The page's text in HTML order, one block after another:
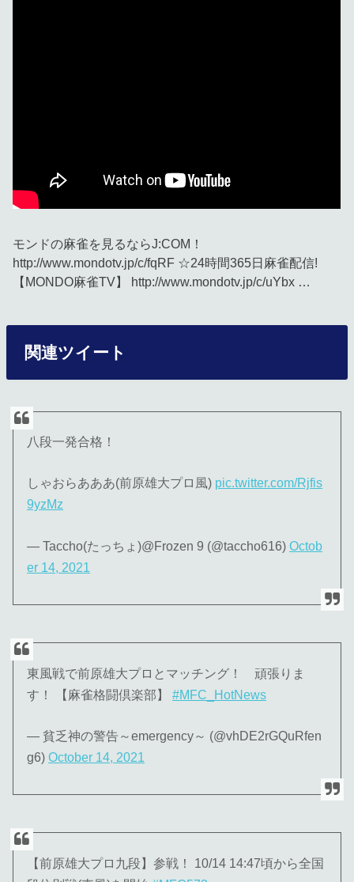
モンドの麻雀を見るならJ:COM！
http://www.mondotv.jp/c/fqRF​​​​​ ☆24時間365日麻雀配信!
【MONDO麻雀TV】 http://www.mondotv.jp/c/uYbx​​​​​ …
関連ツイート
八段一発合格！
しゃおらあああ(前原雄大プロ風) pic.twitter.com/Rjfis
9yzMz
— Taccho(たっちょ)@Frozen 9 (@taccho616)Octob
er 14, 2021
東風戦で前原雄大プロとマッチング！ 頑張りま
す！ 【麻雀格闘倶楽部】#MFC_HotNews
— 貧乏神の警告～emergency～ (@vhDE2rGQuRfen
g6)October 14, 2021
【前原雄大プロ九段】参戦！ 10/14 14:47頃から全国